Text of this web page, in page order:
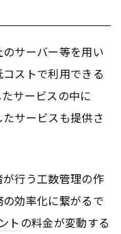
サーバー等を用い
ストで利用できる
サービスの中に
サービスも提供さ
行う工数管理の作
効率化に繋がるで
トの料金が変動する